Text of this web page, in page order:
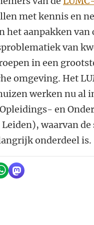
met kennis en
het aanpakken van
van
in een
omgeving. Het
werken nu al
en
Leiden), waarvan de
onderdeel is.
Bluesky
op LinkedIn
Delen via WhatsApp
Delen via Mastodon